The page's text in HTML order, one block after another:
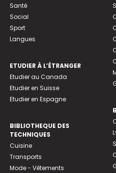
Santé
Social
Sport
Langues
ETUDIER À L’ÉTRANGER
Etudier au Canada
Etudier en Suisse
Etudier en Espagne
BIBLIOTHEQUE DES
TECHNIQUES
Cuisine
Transports
Mode - Vêtements